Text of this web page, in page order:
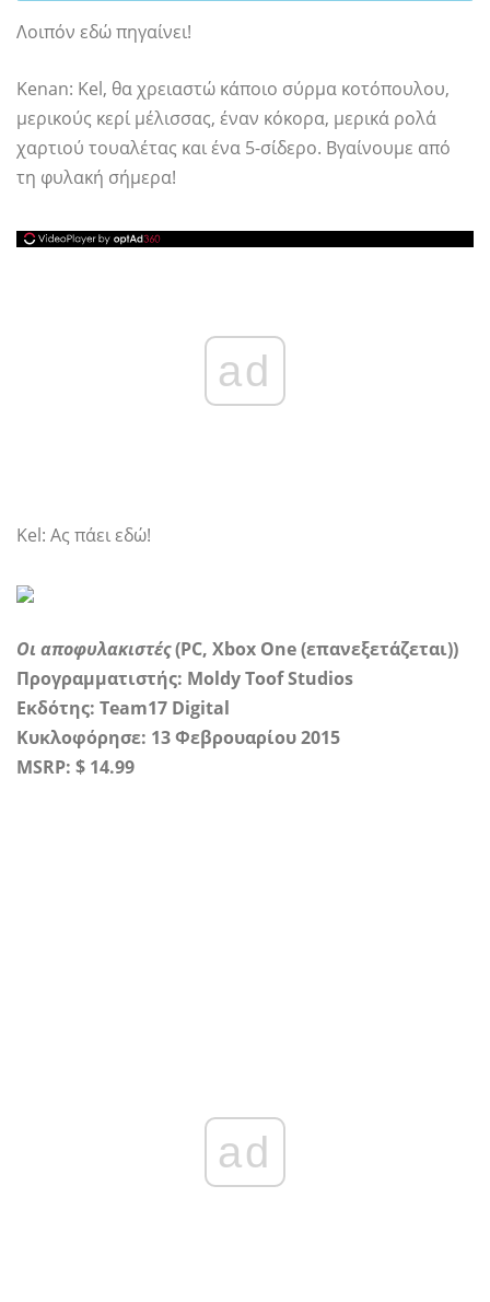
Λοιπόν εδώ πηγαίνει!
Kenan: Kel, θα χρειαστώ κάποιο σύρμα κοτόπουλου,
μερικούς κερί μέλισσας, έναν κόκορα, μερικά ρολά
χαρτιού τουαλέτας και ένα 5-σίδερο. Βγαίνουμε από
τη φυλακή σήμερα!
ad
Kel: Ας πάει εδώ!
Οι αποφυλακιστές(PC, Xbox One (επανεξετάζεται))
Προγραμματιστής: Moldy Toof Studios
Εκδότης: Team17 Digital
Κυκλοφόρησε: 13 Φεβρουαρίου 2015
MSRP: $ 14.99
ad